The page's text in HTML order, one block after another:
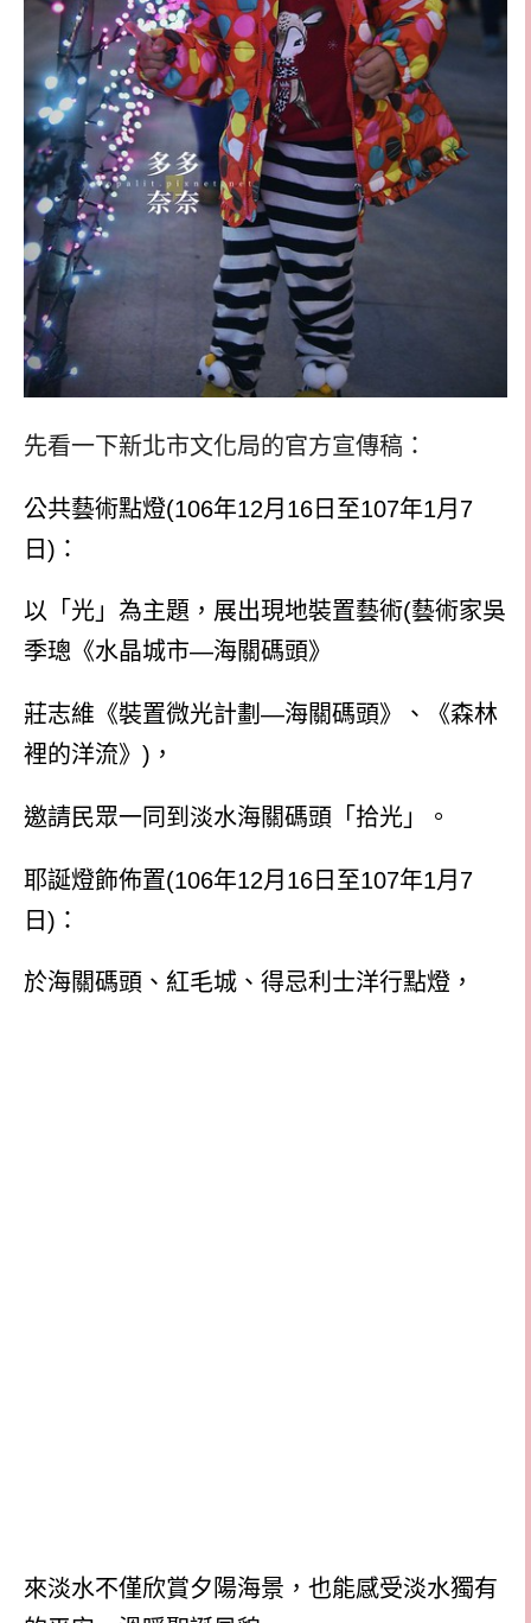
先看一下新北市文化局的官方宣傳稿：
公共藝術點燈(106年12月16日至107年1月7
日)：
以「光」為主題，展出現地裝置藝術(藝術家吳
季璁《水晶城市—海關碼頭》
莊志維《裝置微光計劃—海關碼頭》、《森林
裡的洋流》)，
邀請民眾一同到淡水海關碼頭「拾光」。
耶誕燈飾佈置(106年12月16日至107年1月7
日)：
於海關碼頭、紅毛城、得忌利士洋行點燈，
來淡水不僅欣賞夕陽海景，也能感受淡水獨有